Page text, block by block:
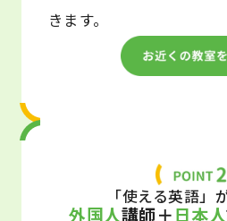
きます。
「使える英語」
外国人講師＋日本人